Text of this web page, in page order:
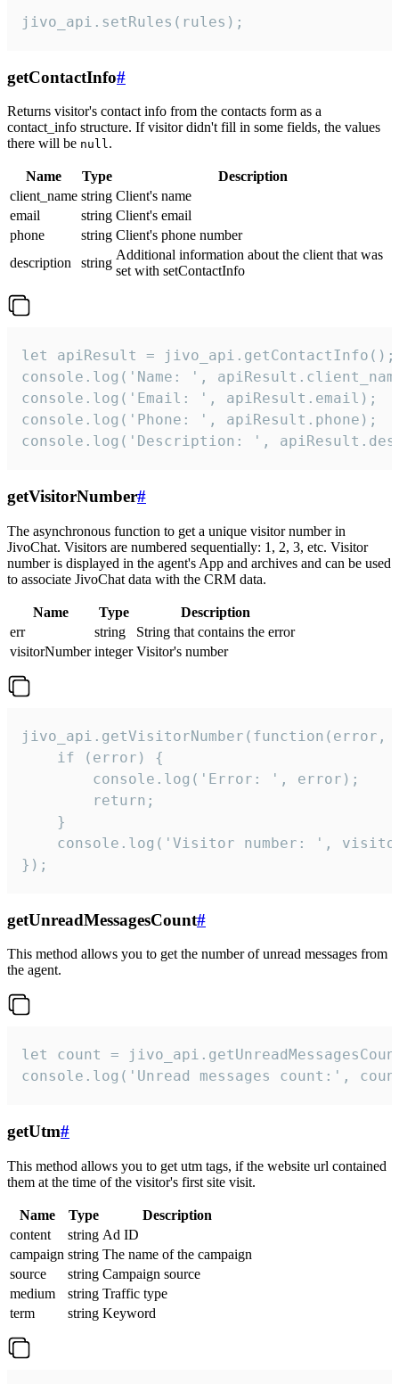
jivo_api.setRules(rules);
getContactInfo#
Returns visitor's contact info from the contacts form as a
contact_info structure. If visitor didn't fill in some fields, the values
there will be null.
Name Type
Description
client_name string Client's name
email
string Client's email
phone
string Client's phone number
description
string
Additional information about the client that was
set with setContactInfo
let apiResult = jivo_api.getContactInfo();
console.log('Name: ',
console.log('Email: ', apiResult.email);
console.log('Phone: ', apiResult.phone);
console.log('Description: ',
getVisitorNumber#
The asynchronous function to get a unique visitor number in
JivoChat. Visitors are numbered sequentially: 1, 2, 3, etc. Visitor
number is displayed in the agent's App and archives and can be used
to associate JivoChat data with the CRM data.
Name Type
Description
err
string
String that contains the error
visitorNumber integer Visitor's number
jivo_api.getVisitorNumber(function(error,
    if (error) {
        console.log('Error: ', error);
        return;
    }
console.log('Visitor number: ',
});
getUnreadMessagesCount#
This method allows you to get the number of unread messages from
the agent.
let count =
console.log('Unread messages count:',
getUtm#
This method allows you to get utm tags, if the website url contained
them at the time of the visitor's first site visit.
Name Type
Description
content
string Ad ID
campaign string The name of the campaign
source
string Campaign source
medium
string Traffic type
term
string Keyword